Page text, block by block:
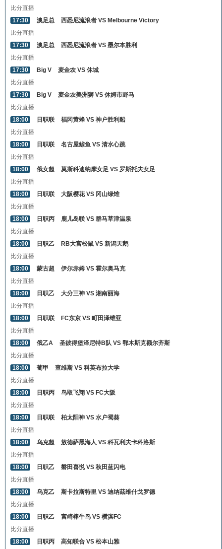
比分直播
17:30
澳足总
西悉尼流浪者 VS Melbourne Victory
比分直播
17:30
澳足总
西悉尼流浪者 VS 墨尔本胜利
比分直播
17:30
Big V
麦金农 VS 休城
比分直播
17:30
Big V
麦金农美洲狮 VS 休姆市野马
比分直播
18:00
日职联
福冈黄蜂 VS 神户胜利船
比分直播
18:00
日职联
名古屋鲸鱼 VS 清水心跳
比分直播
18:00
俄女超
莫斯科迪纳摩女足 VS 罗斯托夫女足
比分直播
18:00
日职联
大阪樱花 VS 冈山绿雉
比分直播
18:00
日职丙
鹿儿岛联 VS 群马草津温泉
比分直播
18:00
日职乙
RB大宫松鼠 VS 新潟天鹅
比分直播
18:00
蒙古超
伊尔赤姆 VS 霍尔奥马克
比分直播
18:00
日职乙
大分三神 VS 湘南丽海
比分直播
18:00
日职联
FC东京 VS 町田泽维亚
比分直播
18:00
俄乙A
圣彼得堡泽尼特B队 VS 鄂木斯克额尔齐斯
比分直播
18:00
葡甲
查维斯 VS 科英布拉大学
比分直播
18:00
日职丙
鸟取飞翔 VS FC大阪
比分直播
18:00
日职联
柏太阳神 VS 水户蜀葵
比分直播
18:00
乌克超
敖德萨黑海人 VS 科瓦利夫卡科洛斯
比分直播
18:00
日职乙
磐田喜悦 VS 秋田蓝闪电
比分直播
18:00
乌克乙
斯卡拉斯特里 VS 迪纳茲维什戈罗德
比分直播
18:00
日职乙
宫崎棒牛鸟 VS 横滨FC
比分直播
18:00
日职丙 高知联合 VS 松本山雅